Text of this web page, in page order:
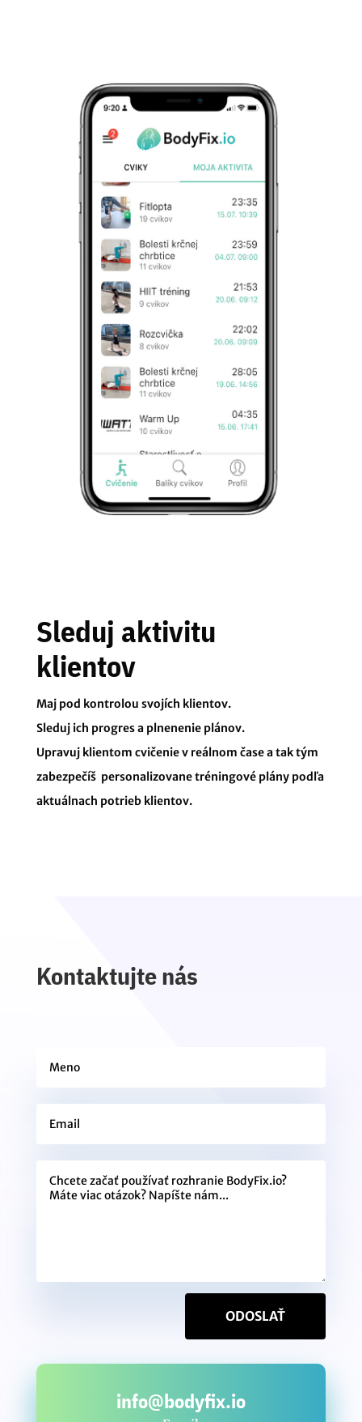
Sleduj aktivitu
klientov
Maj pod kontrolou svojích klientov.
Sleduj ich progres a plnenenie plánov.
Upravuj klientom cvičenie v reálnom čase a tak tým
zabezpečíš personalizovane tréningové plány podľa
aktuálnach potrieb klientov.
Kontaktujte nás
ODOSLAŤ
info@bodyfix.io